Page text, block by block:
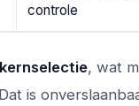
controle
kernselectie, wat
is